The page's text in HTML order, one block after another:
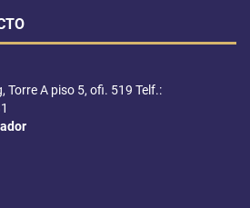
Torre A piso 5, ofi. 519 Telf.: